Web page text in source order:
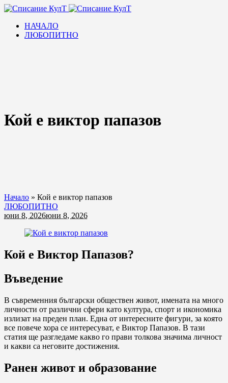
НАЧАЛО
ЛЮБОПИТНО
Кой е виктор папазов
Начало » Кой е виктор папазов
ЛЮБОПИТНО
юни 8, 2026юни 8, 2026
Кой е Виктор Папазов?
Въведение
В съвременния български обществен живот, имената на много
личности от различни сфери като култура, спорт и икономика
излизат на преден план. Една от интересните фигури, за която
все повече хора се интересуват, е Виктор Папазов. В тази
статия ще разгледаме какво го прави толкова значима личност
и какви са неговите достижения.
Ранен живот и образование